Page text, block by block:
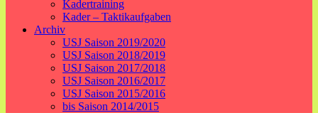
Kadertraining
Kader – Taktikaufgaben
Archiv
USJ Saison 2019/2020
USJ Saison 2018/2019
USJ Saison 2017/2018
USJ Saison 2016/2017
USJ Saison 2015/2016
bis Saison 2014/2015